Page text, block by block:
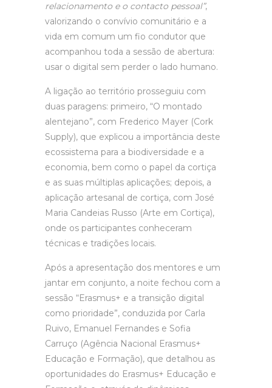
relacionamento e o contacto pessoal”,
valorizando o convívio comunitário e a
vida em comum um fio condutor que
acompanhou toda a sessão de abertura:
usar o digital sem perder o lado humano.
A ligação ao território prosseguiu com
duas paragens: primeiro, “O montado
alentejano”, com Frederico Mayer (Cork
Supply), que explicou a importância deste
ecossistema para a biodiversidade e a
economia, bem como o papel da cortiça
e as suas múltiplas aplicações; depois, a
aplicação artesanal de cortiça, com José
Maria Candeias Russo (Arte em Cortiça),
onde os participantes conheceram
técnicas e tradições locais.
Após a apresentação dos mentores e um
jantar em conjunto, a noite fechou com a
sessão “Erasmus+ e a transição digital
como prioridade”, conduzida por Carla
Ruivo, Emanuel Fernandes e Sofia
Carruço (Agência Nacional Erasmus+
Educação e Formação), que detalhou as
oportunidades do Erasmus+ Educação e